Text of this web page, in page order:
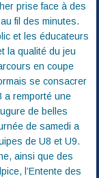
prise face à des
fil des minutes.
et les éducateurs
la qualité du jeu
en coupe
se consacrer
a remporté une
de belles
de samedi a
de U8 et U9.
ainsi que des
l’Entente des